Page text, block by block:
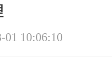
01 10:06:10